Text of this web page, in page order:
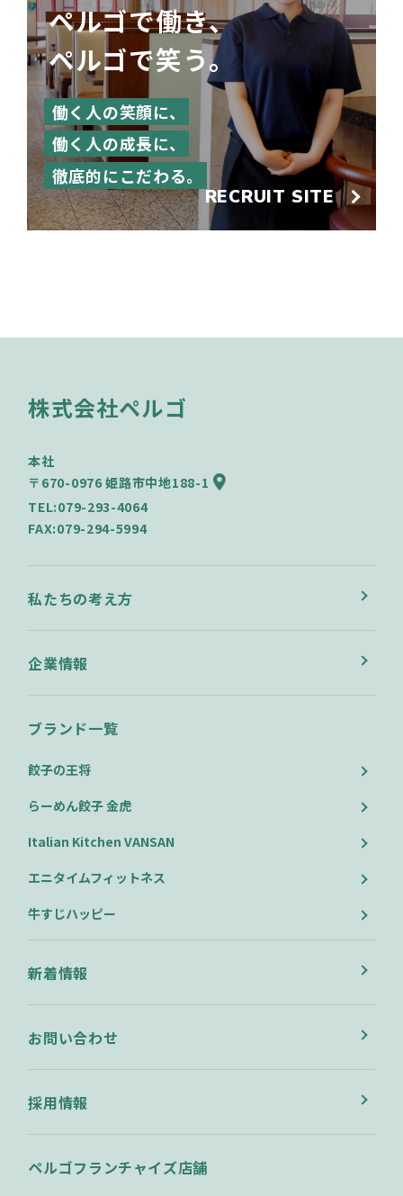
ペルゴで働き、
ペルゴで笑う。
働く人の笑顔に、
働く人の成長に、
徹底的にこだわる。
RECRUIT SITE
株式会社ペルゴ
本社
〒670-0976 姫路市中地188-1
TEL:079-293-4064
FAX:079-294-5994
私たちの考え方
企業情報
ブランド一覧
餃子の王将
らーめん餃子 金虎
Italian Kitchen VANSAN
エニタイムフィットネス
牛すじハッピー
新着情報
お問い合わせ
採用情報
ペルゴフランチャイズ店舗